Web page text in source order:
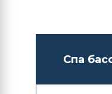
Спа